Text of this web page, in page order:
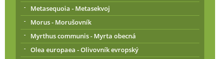
Metasequoia - Metasekvoj
Morus - Morušovník
Myrthus communis - Myrta obecná
Olea europaea - Olivovník evropský